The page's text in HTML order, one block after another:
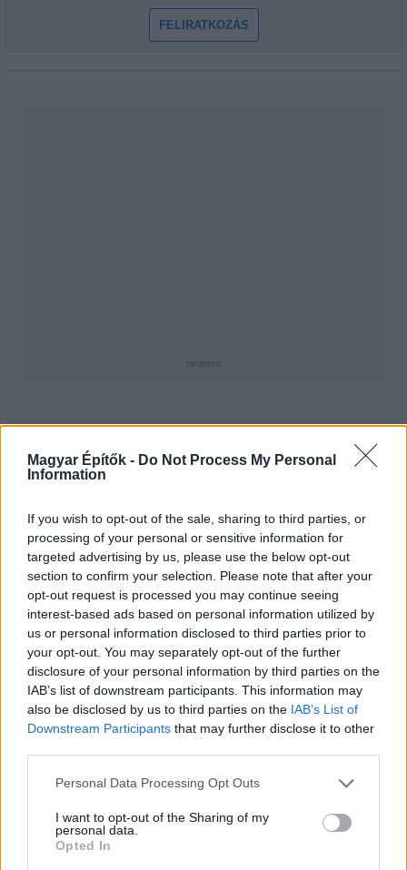
Magyar Építők - Do Not Process My Personal
Information
If you wish to opt-out of the sale, sharing to third parties, or
processing of your personal or sensitive information for
targeted advertising by us, please use the below opt-out
section to confirm your selection. Please note that after your
opt-out request is processed you may continue seeing
interest-based ads based on personal information utilized by
us or personal information disclosed to third parties prior to
your opt-out. You may separately opt-out of the further
disclosure of your personal information by third parties on the
IAB’s list of downstream participants. This information may
also be disclosed by us to third parties on the IAB’s List of
Downstream Participants that may further disclose it to other
Please note that this website/app uses one or more Google
not limited to your visit or usage behaviour. You may click to
grant or deny consent to Google and its third-party tags to
use your data for below specified purposes in below Google
Personal Data Processing Opt Outs
I want to opt-out of the Sharing of my
personal data.
Opted In
FELIRATKOZÁS
hirdetés
Budapest Angyalföld villamos gyalogosátkelőhely
Angyalföldön
A Béke utca és a Tahi utca kereszteződésében új gyalogos-
átkelőhelyek létesülnek, ehhez pedig átépítik a villamospályát
és teljesen új jelzőlámpás forgalomirányítási rendszert is